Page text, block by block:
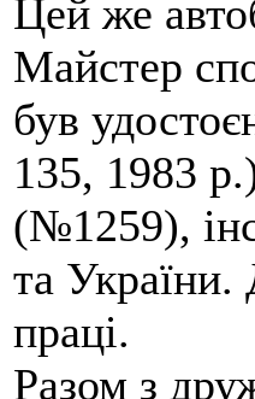
Цей же
Майстер
був
135, 1983
(№1259),
та України.
праці.
Разом з